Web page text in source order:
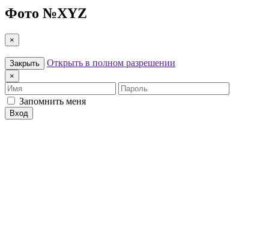
Фото №XYZ
×
Закрыть Открыть в полном разрешении
×
Имя
Пароль
Запомнить меня
Вход